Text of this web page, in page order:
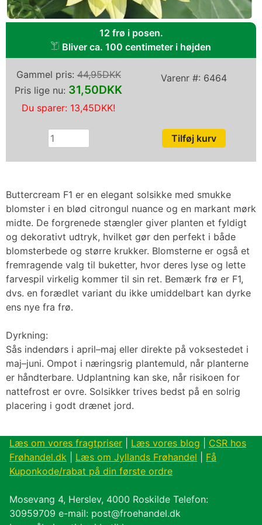
Buttercream F1 er en elegant solsikke med smukke
blomster i en blød citrongul nuance og en markant mørk
midte. De forgrenede stængler giver planten et fyldigt
og dekorativt udtryk, hvilket gør den perfekt i både
blomsterbede og større krukker. Blomsterne er også et
fremragende valg til buketter, hvor deres lyse og lette
farvespil virkelig kommer til sin ret. Bemærk frø er F1,
dvs. en forædlet variant du ikke umiddelbart kan dyrke
ens nye fra frø.
Dyrkning:
Sås indendørs i april–maj eller direkte på voksestedet i
maj–juni. Ompot i næringsrig plantemuld, når planterne
er håndterbare. Udplantning kan ske, når risikoen for
nattefrost er ovre. Solsikker trives bedst på en solrig
placering i godt drænet jord.
Varenr #: 6464
Gammel pris:44,95DKK
Pris lige nu: 31,50DKK
Du sparer: 13,45DKK!
12 frø i posen.
Bliver ca. 100 centimeter i højden
Læs om vores fragtpriser Læs vores blog
CSR hos
Frøhandel.dk
Læs om Jyllands Frøhandel
Få
Kuponkode/rabat på din første ordre
Mosevang 4, Herslev, 4000 Roskilde Telefon:
30959709 e-mail: post@froehandel.dk